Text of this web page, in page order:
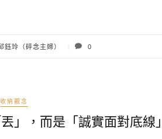
鈺玲（碎念主婦） 0
收納觀念
」，而是「誠實面對底線」